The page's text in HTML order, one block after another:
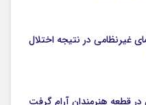
غیرنظامی در نتیجه اختلال
در قطعه هنرمندان آرام گرفت